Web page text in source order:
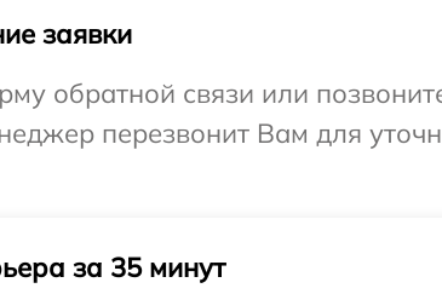
заявки
обратной связи или
перезвонит Вам для
за 35 минут